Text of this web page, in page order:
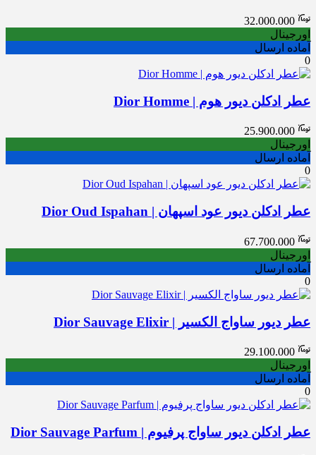
32.000.000
اورجینال
آماده ارسال
0
عطر ادکلن دیور هوم | Dior Homme
25.900.000
اورجینال
آماده ارسال
0
عطر ادکلن دیور عود اسپهان | Dior Oud Ispahan
67.700.000
اورجینال
آماده ارسال
0
عطر دیور ساواج الکسیر | Dior Sauvage Elixir
29.100.000
اورجینال
آماده ارسال
0
عطر ادکلن دیور ساواج پرفیوم | Dior Sauvage Parfum